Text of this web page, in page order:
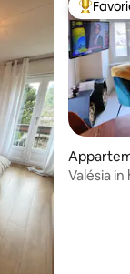
Valésia